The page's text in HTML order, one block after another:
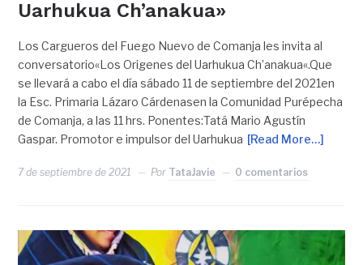
Uarhukua Ch’anakua»
Los Cargueros del Fuego Nuevo de Comanja les invita al
conversatorio«Los Origenes del Uarhukua Ch’anakua«.Que
se llevará a cabo el día sábado 11 de septiembre del 2021en
la Esc. Primaria Lázaro Cárdenasen la Comunidad Purépecha
de Comanja, a las 11 hrs. Ponentes:Tatá Mario Agustín
Gaspar. Promotor e impulsor del Uarhukua [Read More…]
7 de septiembre de 2021 Por TataJavie 0 comentarios